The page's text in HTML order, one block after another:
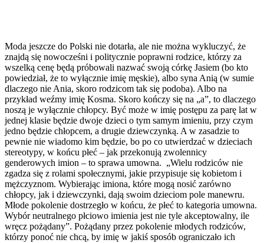
Moda jeszcze do Polski nie dotarła, ale nie można wykluczyć, że
znajdą się nowocześni i politycznie poprawni rodzice, którzy za
wszelką cenę będą próbowali nazwać swoją córkę Jasiem (bo kto
powiedział, że to wyłącznie imię męskie), albo syna Anią (w sumie
dlaczego nie Ania, skoro rodzicom tak się podoba). Albo na
przykład weźmy imię Kosma. Skoro kończy się na „a”, to dlaczego
noszą je wyłącznie chłopcy. Być może w imię postępu za parę lat w
jednej klasie będzie dwoje dzieci o tym samym imieniu, przy czym
jedno będzie chłopcem, a drugie dziewczynką. A w zasadzie to
pewnie nie wiadomo kim będzie, bo po co utwierdzać w dzieciach
stereotypy, w końcu płeć – jak przekonują zwolennicy
genderowych imion – to sprawa umowna. „Wielu rodziców nie
zgadza się z rolami społecznymi, jakie przypisuje się kobietom i
mężczyznom. Wybierając imiona, które mogą nosić zarówno
chłopcy, jak i dziewczynki, dają swoim dzieciom pole manewru.
Młode pokolenie dostrzegło w końcu, że płeć to kategoria umowna.
Wybór neutralnego płciowo imienia jest nie tyle akceptowalny, ile
wręcz pożądany”. Pożądany przez pokolenie młodych rodziców,
którzy ponoć nie chcą, by imię w jakiś sposób ograniczało ich